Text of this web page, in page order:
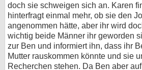
doch sie schweigen sich an. Karen
hinterfragt einmal mehr, ob sie den
angenommen hätte, aber ihr wird
wichtig beide Männer ihr geworden
zur Ben und informiert ihn, dass ihr
Mutter rauskommen könnte und sie
Recherchen stehen. Da Ben aber